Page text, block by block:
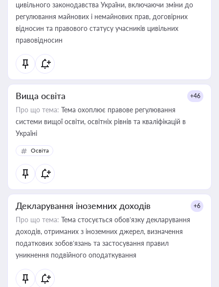
цивільного законодавства України, включаючи зміни до
регулювання майнових і немайнових прав, договірних
відносин та правового статусу учасників цивільних
правовідносин
Вища освіта +46
Про що тема: Тема охоплює правове регулювання
системи вищої освіти, освітніх рівнів та кваліфікацій в
Україні
Освіта
Декларування іноземних доходів +6
Про що тема: Тема стосується обов’язку декларування
доходів, отриманих з іноземних джерел, визначення
податкових зобов’язань та застосування правил
уникнення подвійного оподаткування